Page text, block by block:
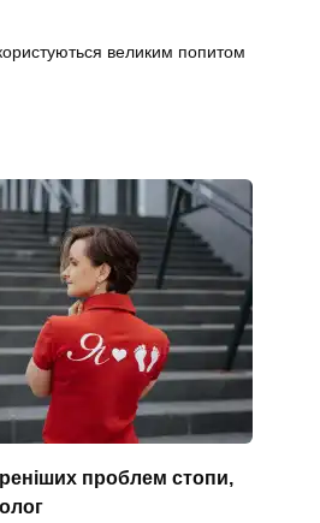
великим попитом
проблем стопи,